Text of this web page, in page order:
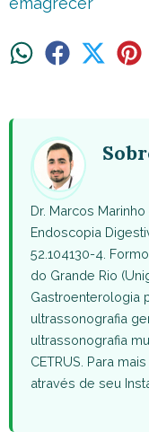
ShareShare Share
Dr. Marcos
Endoscopia
52.104130-4.
do Grande Rio
Gastroenterologia
ultrassonografia
ultrassonografia
CETRUS. Para
através de seu